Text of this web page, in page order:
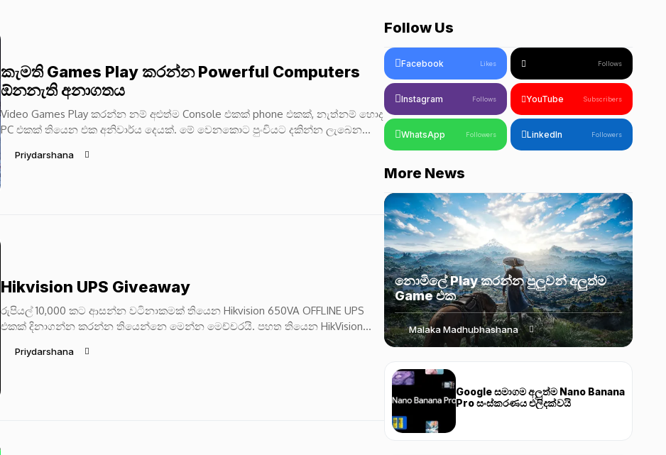
කැමති Games Play කරන්න Powerful Computers
ඕනනැති අනාගතය
Video Games Play කරන්න නම් අළුත්ම Console එකක් phone එකක්, නැත්නම් හොද
PC එකක් තියෙන එක අනිවාර්ය දෙයක්. මේ වෙනකොට පුංචියට දකින්න ලැබෙන...
Priydarshana
Hikvision UPS Giveaway
රුපියල් 10,000 කට ආසන්න වටිනාකමක් තියෙන Hikvision 650VA OFFLINE UPS
එකක් දිනාගන්න කරන්න තියෙන්නෙ මෙන්න මෙච්චරයි. පහත තියෙන HikVision
Priydarshana
Follow Us
Facebook Likes Follows
Instagram Follows YouTube Subscribers
WhatsApp Followers LinkedIn Followers
More News
නොමිලේ Play කරන්න පුලුවන් අලුත්ම
Game එක
Malaka Madhubhashana
Google සමාගම අලුත්ම Nano Banana
Pro සංස්කරණය එලිදක්වයි